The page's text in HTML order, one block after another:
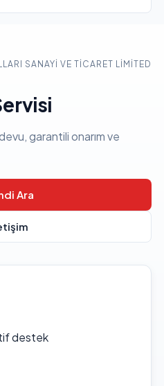
SANAYI VE TICARET LIMITED
garantili onarım ve
Ara
destek